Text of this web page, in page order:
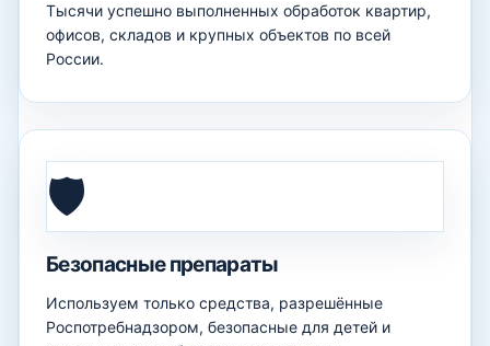
Тысячи успешно выполненных обработок квартир,
офисов, складов и крупных объектов по всей
России.
🛡️
Безопасные препараты
Используем только средства, разрешённые
Роспотребнадзором, безопасные для детей и